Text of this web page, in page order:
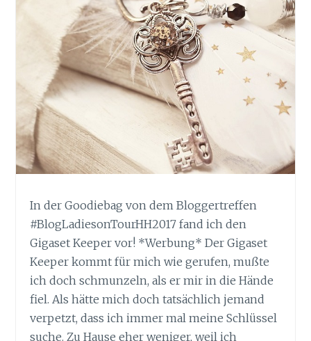
In der Goodiebag von dem Bloggertreffen
#BlogLadiesonTourHH2017 fand ich den
Gigaset Keeper vor! *Werbung* Der Gigaset
Keeper kommt für mich wie gerufen, mußte
ich doch schmunzeln, als er mir in die Hände
fiel. Als hätte mich doch tatsächlich jemand
verpetzt, dass ich immer mal meine Schlüssel
suche. Zu Hause eher weniger, weil ich